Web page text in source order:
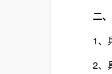
二
1、具
2、具